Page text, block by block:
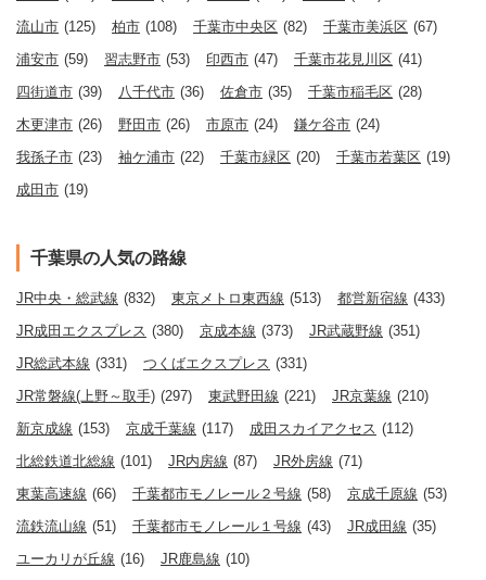
流山市 (125) 柏市 (108) 千葉市中央区 (82) 千葉市美浜区 (67)
浦安市 (59) 習志野市 (53) 印西市 (47) 千葉市花見川区 (41)
四街道市 (39) 八千代市 (36) 佐倉市 (35) 千葉市稲毛区 (28)
木更津市 (26) 野田市 (26) 市原市 (24) 鎌ケ谷市 (24)
我孫子市 (23) 袖ケ浦市 (22) 千葉市緑区 (20) 千葉市若葉区 (19)
成田市 (19)
千葉県の人気の路線
JR中央・総武線 (832) 東京メトロ東西線 (513) 都営新宿線 (433)
JR成田エクスプレス (380) 京成本線 (373) JR武蔵野線 (351)
JR総武本線 (331) つくばエクスプレス (331)
JR常磐線(上野～取手) (297) 東武野田線 (221) JR京葉線 (210)
新京成線 (153) 京成千葉線 (117) 成田スカイアクセス (112)
北総鉄道北総線 (101) JR内房線 (87) JR外房線 (71)
東葉高速線 (66) 千葉都市モノレール２号線 (58) 京成千原線 (53)
流鉄流山線 (51) 千葉都市モノレール１号線 (43) JR成田線 (35)
ユーカリが丘線 (16) JR鹿島線 (10)